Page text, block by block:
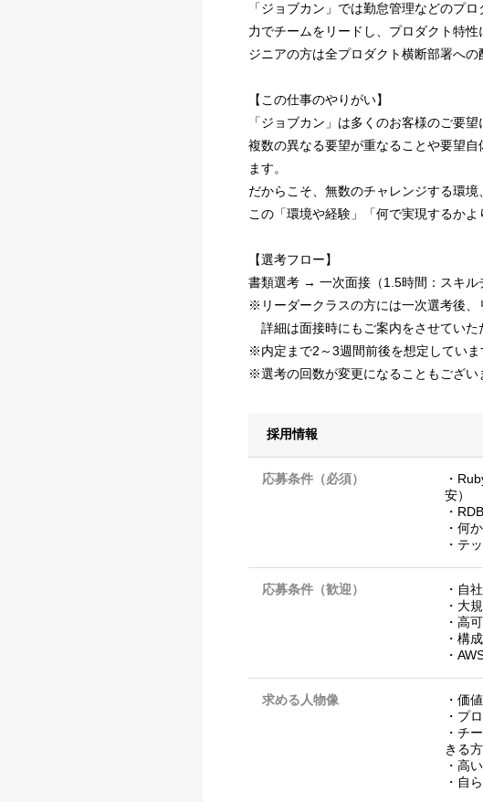
「ジョブカン」では勤怠管理などのプ
力でチームをリードし、プロダクト特
ジニアの方は全プロダクト横断部署への
【この仕事のやりがい】
「ジョブカン」は多くのお客様のご要
複数の異なる要望が重なることや要望
ます。
だからこそ、無数のチャレンジする環
この「環境や経験」「何で実現するか
【選考フロー】
書類選考 → 一次面接（1.5時間：スキ
※リーダークラスの方には一次選考後、
詳細は面接時にもご案内をさせていた
※内定まで2～3週間前後を想定していま
※選考の回数が変更になることもござい
採用情報
応募条件（必須）
・
安）
・
・何
・テ
応募条件（歓迎）
・自
・大
・高
・構
・
求める人物像
・価
・プ
・チ
きる方
・高
・自